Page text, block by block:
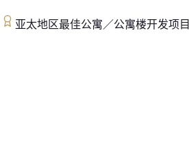
亚太地区最佳公寓／公寓楼开发项目